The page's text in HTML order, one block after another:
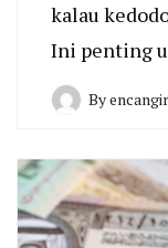
kalau
Ini penting
By